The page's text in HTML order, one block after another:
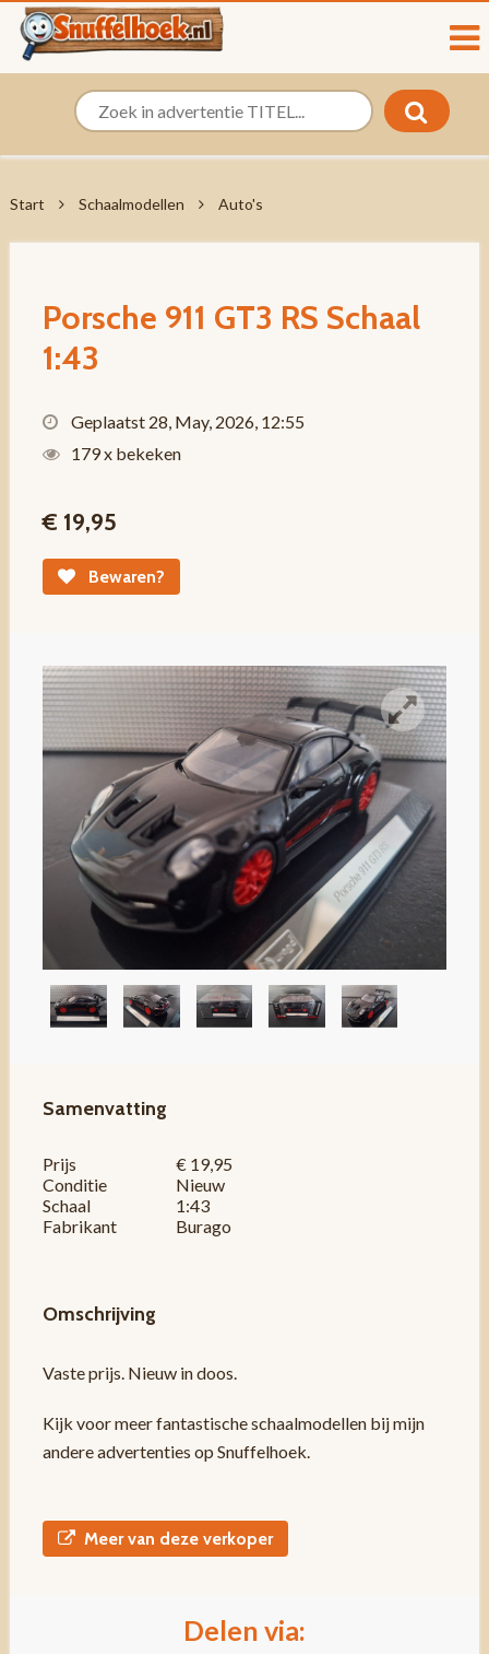
Start Schaalmodellen Auto's
Porsche 911 GT3 RS Schaal
1:43
Geplaatst 28, May, 2026, 12:55
179 x bekeken
€ 19,95
Bewaren?
Samenvatting
Prijs
€ 19,95
Conditie
Nieuw
Schaal
1:43
Fabrikant
Burago
Omschrijving
Vaste prijs. Nieuw in doos.
Kijk voor meer fantastische schaalmodellen bij mijn
andere advertenties op Snuffelhoek.
Meer van deze verkoper
Delen via: